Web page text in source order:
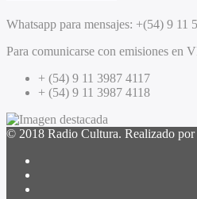
Whatsapp para mensajes: +(54) 9 11
Para comunicarse con emisiones en
+ (54) 9 11 3987 4117
+ (54) 9 11 3987 4118
© 2018 Radio Cultura. Realizado por